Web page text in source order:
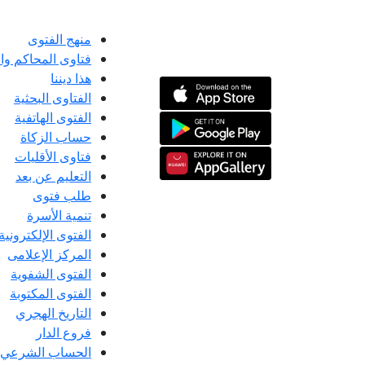
منهج الفتوى
فتاوى المحاكم
هذا ديننا
الفتاوى البحثية
الفتوى الهاتفية
حساب الزكاة
فتاوى الأقليات
التعليم عن بعد
طلب فتوى
تنمية الأسرة
الفتوى الإلكترونية
المركز الإعلامى
الفتوى الشفوية
الفتوى المكتوبة
التاريخ الهجري
فروع الدار
الحساب الشرعي